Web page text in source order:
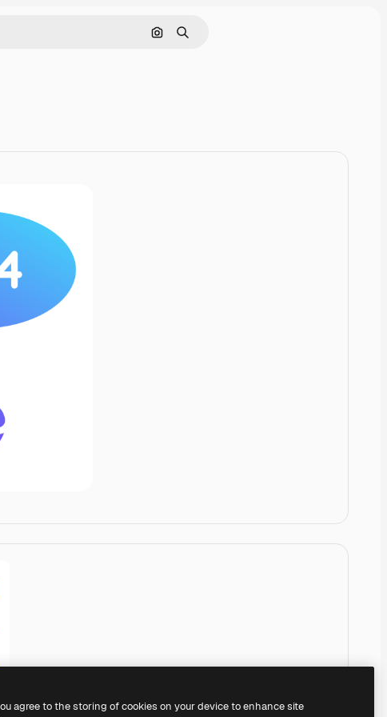
Szukaj według obrazu
Szukaj
agree to the storing of cookies on your device to enhance site